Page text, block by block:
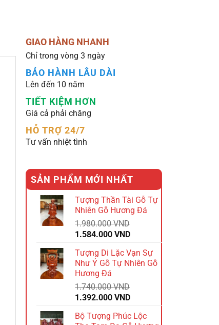
GIAO HÀNG NHANH
Chỉ trong vòng 3 ngày
BẢO HÀNH LÂU DÀI
Lên đến 10 năm
TIẾT KIỆM HƠN
Giá cả phải chăng
HỖ TRỢ 24/7
Tư vấn nhiệt tình
SẢN PHẨM MỚI NHẤT
Tượng Thần Tài Gỗ Tự
Nhiên Gỗ Hương Đá
1.980.000VND
Giá
là:
1.980.000 VND.
1.584.000VNDGiá
tại
là:
Tượng Di Lặc Vạn Sự
Như Ý Gỗ Tự Nhiên Gỗ
Hương Đá
1.740.000VND
Giá
là:
1.392.000VNDGiá
tại
Bộ Tượng Phúc Lộc